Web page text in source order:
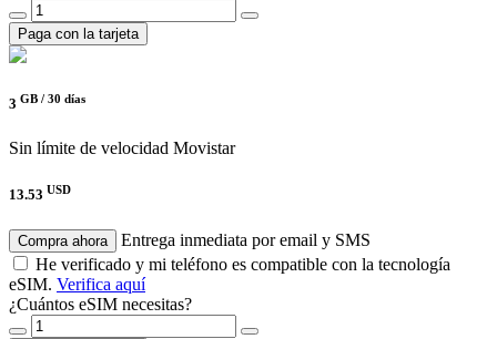
Paga con la tarjeta
3 GB / 30 días
Sin límite de velocidad Movistar
13.53 USD
Compra ahora
Entrega inmediata por email y SMS
He verificado y mi teléfono es compatible con la tecnología
eSIM. Verifica aquí
¿Cuántos eSIM necesitas?